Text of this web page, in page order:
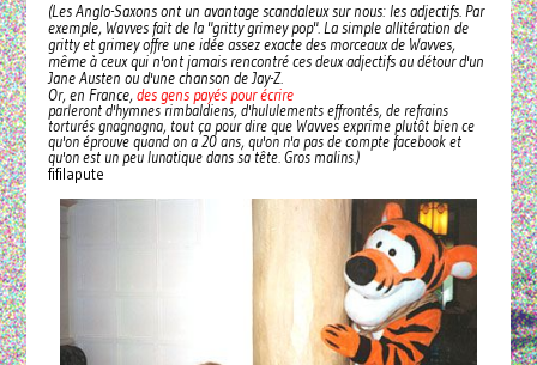
(Les Anglo-Saxons ont un avantage scandaleux sur nous: les adjectifs. Par
exemple, Wavves fait de la "gritty grimey pop". La simple allitération de
gritty et grimey offre une idée assez exacte des morceaux de Wavves,
même à ceux qui n'ont jamais rencontré ces deux adjectifs au détour d'un
Jane Austen ou d'une chanson de Jay-Z.
Or, en France,des gens payés pour écrire
parleront d'hymnes rimbaldiens, d'hululements effrontés, de refrains
torturés gnagnagna, tout ça pour dire que Wavves exprime plutôt bien ce
qu'on éprouve quand on a 20 ans, qu'on n'a pas de compte facebook et
qu'on est un peu lunatique dans sa tête. Gros malins.)
fifilapute